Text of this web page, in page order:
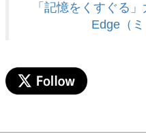
「記憶をくすぐる
Edge（ミ